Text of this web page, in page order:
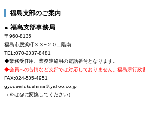
福島支部のご案内
● 福島支部事務局
〒960-8135
福島市腰浜町３３−２０二階南
TEL:070-2037-8481
◆業務受任用、業務連絡用の電話番号となります。
◆会員への苦情など支部では対応しておりません。福島県行政
FAX:024-505-4951
gyouseifukushima※yahoo.co.jp
（※は@に変換してください）